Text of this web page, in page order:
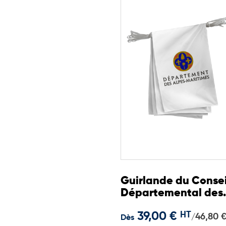
Guirlande du
Départemental des
Dès 39,00 € HT /46,80 €